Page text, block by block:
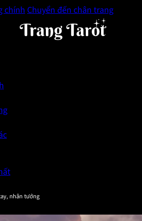
chínhChuyển đến chân trang
nhân tướng